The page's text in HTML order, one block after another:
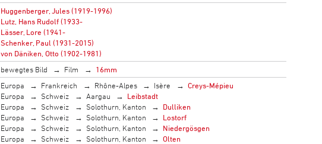
Huggenberger, Jules (1919-1996)
Lutz, Hans Rudolf (1933-
Lässer, Lore (1941-
Schenker, Paul (1931-2015)
von Däniken, Otto (1902-1981)
bewegtes Bild Film
16mm
Europa Frankreich Rhône-Alpes Isère
Creys-Mépieu
Europa
Schweiz Aargau
Leibstadt
Europa
Schweiz Solothurn, Kanton
Dulliken
Europa
Schweiz Solothurn, Kanton
Lostorf
Europa
Schweiz Solothurn, Kanton
Niedergösgen
Europa
Schweiz Solothurn, Kanton
Olten